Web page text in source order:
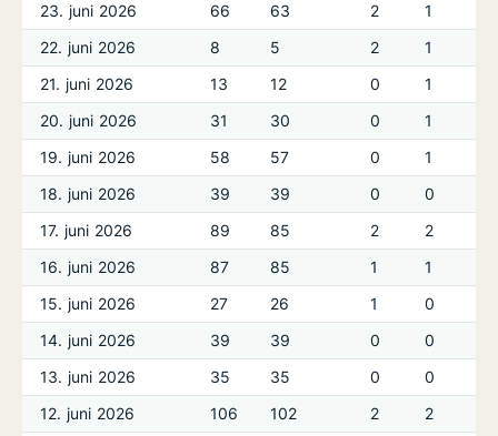
23. juni 2026 66 63 2
1
22. juni 2026
8 5 2
1
21. juni 2026
13 12 0
1
20. juni 2026
31 30 0
1
19. juni 2026
58 57 0
1
18. juni 2026
39 39 0
0
17. juni 2026
89 85 2
2
16. juni 2026
87 85 1
1
15. juni 2026
27 26 1
0
14. juni 2026
39 39 0
0
13. juni 2026
35 35 0
0
12. juni 2026
106 102 2
2